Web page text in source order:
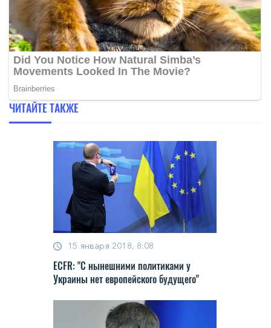
ЧИТАЙТЕ ТАКЖЕ
15 января 2018, 8:08
ECFR: "С нынешними политиками у
Украины нет европейского будущего"